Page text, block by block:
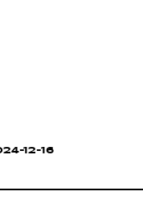
12-16